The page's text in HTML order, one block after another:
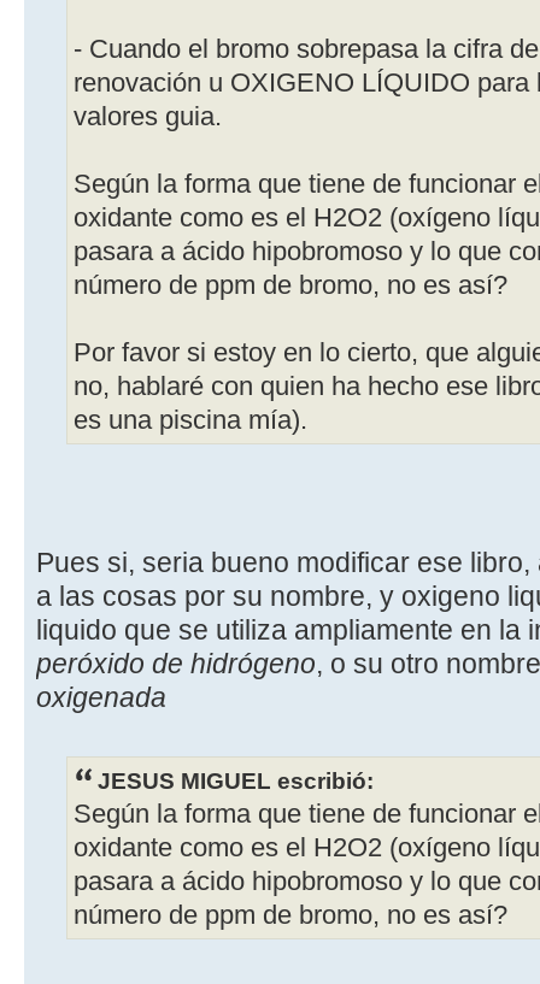
- Cuando el bromo sobrepasa la cifra
renovación u OXIGENO LÍQUIDO
valores guia.
Según la forma que tiene de funcionar
oxidante como es el H2O2 (oxígeno
pasara a ácido hipobromoso y lo que
número de ppm de bromo, no es así?
Por favor si estoy en lo cierto, que
no, hablaré con quien ha hecho ese
es una piscina mía).
Pues si, seria bueno modificar ese
a las cosas por su nombre, y oxigeno
liquido que se utiliza ampliamente en la
peróxido de hidrógeno, o su otro
oxigenada
JESUS MIGUEL escribió:
Según la forma que tiene de funcionar
oxidante como es el H2O2 (oxígeno
pasara a ácido hipobromoso y lo que
número de ppm de bromo, no es así?